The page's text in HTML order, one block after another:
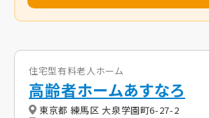
住宅型有料老人ホーム
高齢者ホームあすなろ
東京都 練馬区 大泉学園町6-27-2